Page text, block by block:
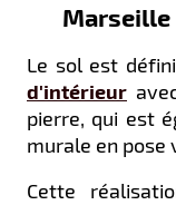
Marseille
Le sol est
d'intérieur
pierre, qui est
murale en pose
Cette